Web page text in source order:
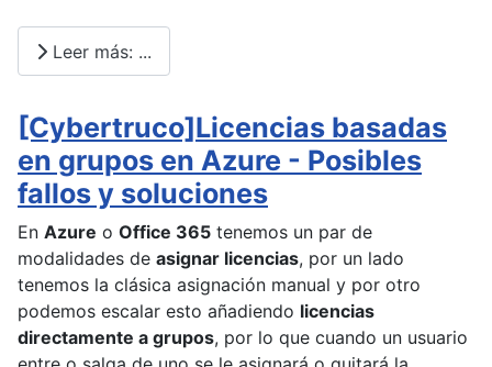
Leer más: ...
[Cybertruco]Licencias basadas
en grupos en Azure - Posibles
fallos y soluciones
En Azure o Office 365 tenemos un par de
modalidades de asignar licencias, por un lado
tenemos la clásica asignación manual y por otro
podemos escalar esto añadiendo licencias
directamente a grupos, por lo que cuando un usuario